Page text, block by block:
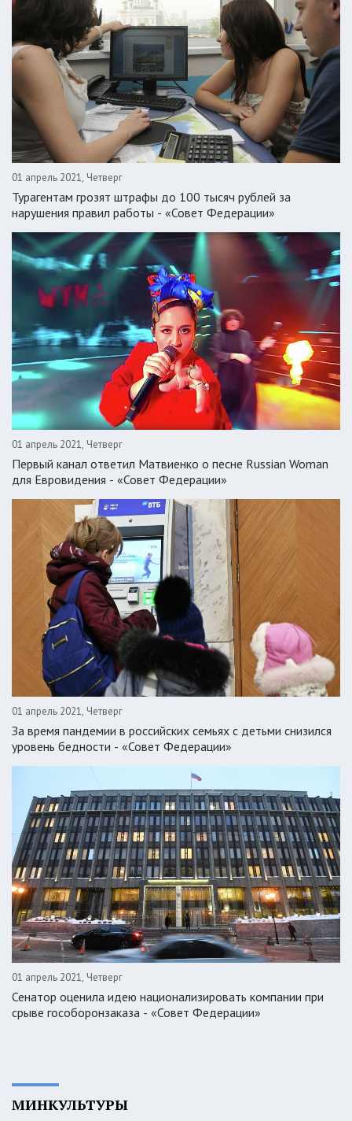
-- Люблю давать советы и очень не люблю, когда их дают мне.
01 апрель 2021, Четверг
Турагентам грозят штрафы до 100 тысяч рублей за
нарушения правил работы - «Совет Федерации»
01 апрель 2021, Четверг
Первый канал ответил Матвиенко о песне Russian Woman
для Евровидения - «Совет Федерации»
01 апрель 2021, Четверг
За время пандемии в российских семьях с детьми снизился
уровень бедности - «Совет Федерации»
01 апрель 2021, Четверг
Сенатор оценила идею национализировать компании при
срыве гособоронзаказа - «Совет Федерации»
МИНКУЛЬТУРЫ